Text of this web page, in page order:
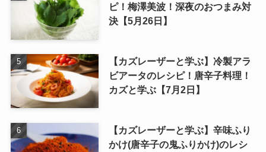
ピ！梅澤美波！深夜のおつまみ対
決【5月26日】
【カズレーザーと学ぶ】冷製アラ
ビアータのレシピ！唐辛子料理！
カズと学ぶ【7月2日】
【カズレーザーと学ぶ】辛味ふり
かけ(唐辛子の鬼ふりかけ)のレシ